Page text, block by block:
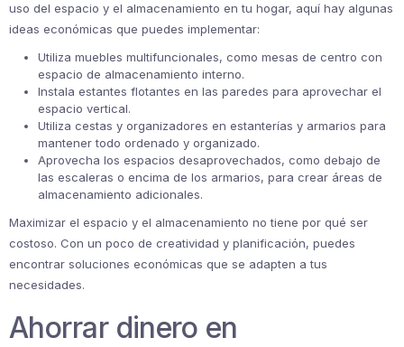
uso del espacio y el almacenamiento en tu hogar, aquí hay algunas
ideas económicas que puedes implementar:
Utiliza muebles multifuncionales, como mesas de centro con
espacio de almacenamiento interno.
Instala estantes flotantes en las paredes para aprovechar el
espacio vertical.
Utiliza cestas y organizadores en estanterías y armarios para
mantener todo ordenado y organizado.
Aprovecha los espacios desaprovechados, como debajo de
las escaleras o encima de los armarios, para crear áreas de
almacenamiento adicionales.
Maximizar el espacio y el almacenamiento no tiene por qué ser
costoso. Con un poco de creatividad y planificación, puedes
encontrar soluciones económicas que se adapten a tus
necesidades.
Ahorrar dinero en